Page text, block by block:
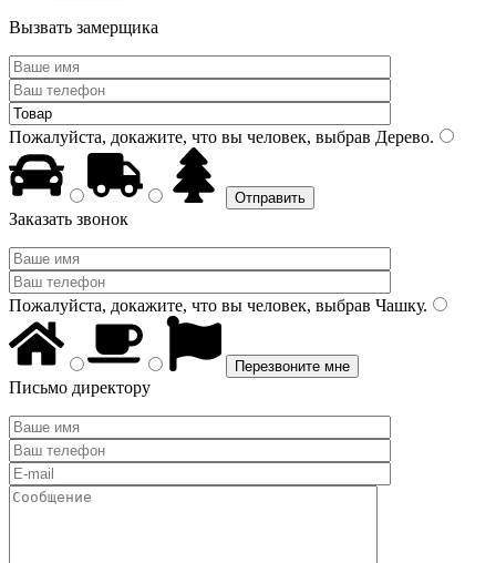
Вызвать замерщика
Пожалуйста, докажите, что вы человек, выбрав Дерево.
Заказать звонок
Пожалуйста, докажите, что вы человек, выбрав Чашку.
Письмо директору